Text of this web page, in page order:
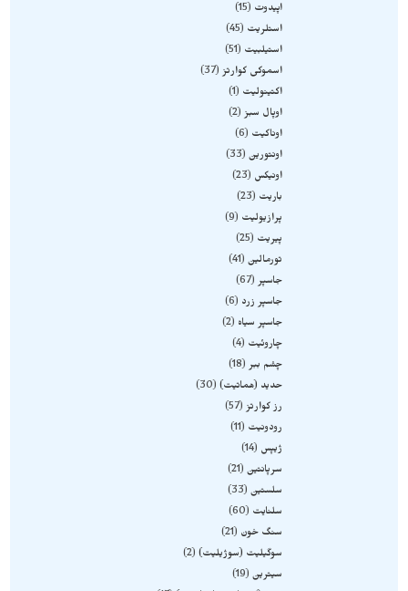
اپیدوت
15
استلریت
45
استیلبیت
51
اسموکی کوارتز
37
اکتینولیت
1
اوپال سبز
2
اوناکیت
6
اونتورین 33
اونیکس
23
باریت
23
پرازیولیت
9
پیریت
25
تورمالین 41
جاسپر
67
جاسپر زرد
6
جاسپر سیاه
2
چاروئیت
4
چشم ببر
18
حدید (هماتیت) 30
رز کوارتز
57
رودونیت
11
ژیپس
14
سرپانتین 21
سلستین 33
سلنایت
60
سنگ خون
21
سوگیلیت (سوژیلیت) 2
سیترین 19